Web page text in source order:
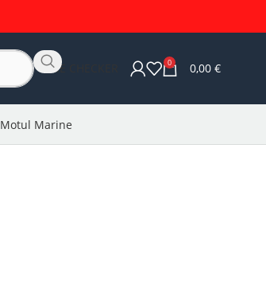
OLIE CHECKER 0 0,00 €
Motul Marine